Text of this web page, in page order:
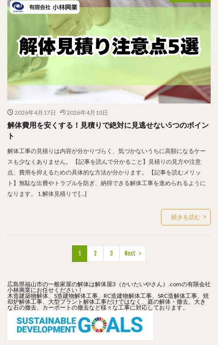
2026年4月17日 2026年4月10日
解体費用を安くする！見積りで絶対に見逃せない5つのポイン
ト
解体工事の見積りは内容が分かりづらく、気づかないうちに高額になるケー
スも少なくありません。 【記事を読んで分かること】見積りの見方や注意
点、費用を抑えるための具体的な方法が分かります。 【記事を読むメリッ
ト】無駄な出費やトラブルを防ぎ、納得できる解体工事を進められるように
なります。 1.解体見積りで […]
続きを読む
1 2 3 Next
広島県福山市の一般家屋の解体は解体屋3（かいたいやさん）.comの有限会社
小林興業にお任せください！
木造建築物解体、S造建物解体工事、RC造建物解体工事、SRC造解体工事、焼
却炉解体工事、大型プラント解体工事だけではなく、庭の解体・撤去、大き
な石の撤去、カーポートの撤去など様々な工事に対応しております。